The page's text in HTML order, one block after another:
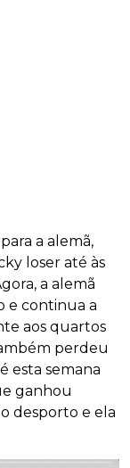
a alemã,
loser até às
a alemã
e continua a
aos quartos
perdeu
esta semana
ganhou
desporto e ela